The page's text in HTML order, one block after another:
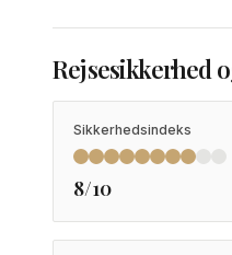
Rejsesikkerhed
Sikkerhedsindeks
8/10